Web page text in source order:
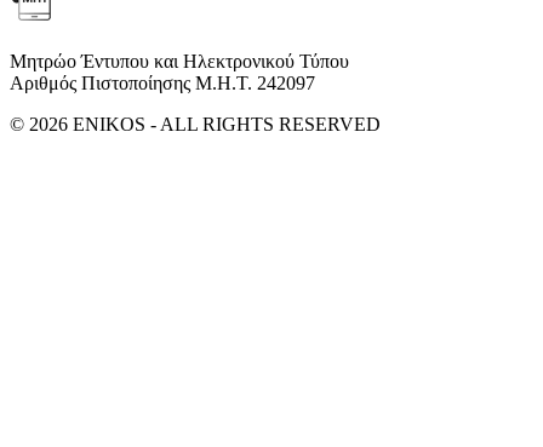
Μητρώο Έντυπου και Ηλεκτρονικού Τύπου
Αριθμός Πιστοποίησης Μ.Η.Τ. 242097
© 2026 ENIKOS - ALL RIGHTS RESERVED